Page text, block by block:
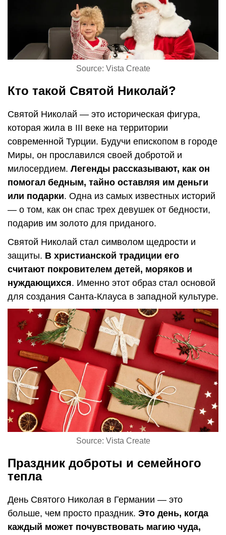
Source: Vista Create
Кто такой Святой Николай?
Святой Николай — это историческая фигура,
которая жила в III веке на территории
современной Турции. Будучи епископом в городе
Миры, он прославился своей добротой и
милосердием. Легенды рассказывают, как он
помогал бедным, тайно оставляя им деньги
или подарки. Одна из самых известных историй
— о том, как он спас трех девушек от бедности,
подарив им золото для приданого.
Святой Николай стал символом щедрости и
защиты. В христианской традиции его
считают покровителем детей, моряков и
нуждающихся. Именно этот образ стал основой
для создания Санта-Клауса в западной культуре.
Source: Vista Create
Праздник доброты и семейного
тепла
День Святого Николая в Германии — это
больше, чем просто праздник. Это день, когда
каждый может почувствовать магию чуда,